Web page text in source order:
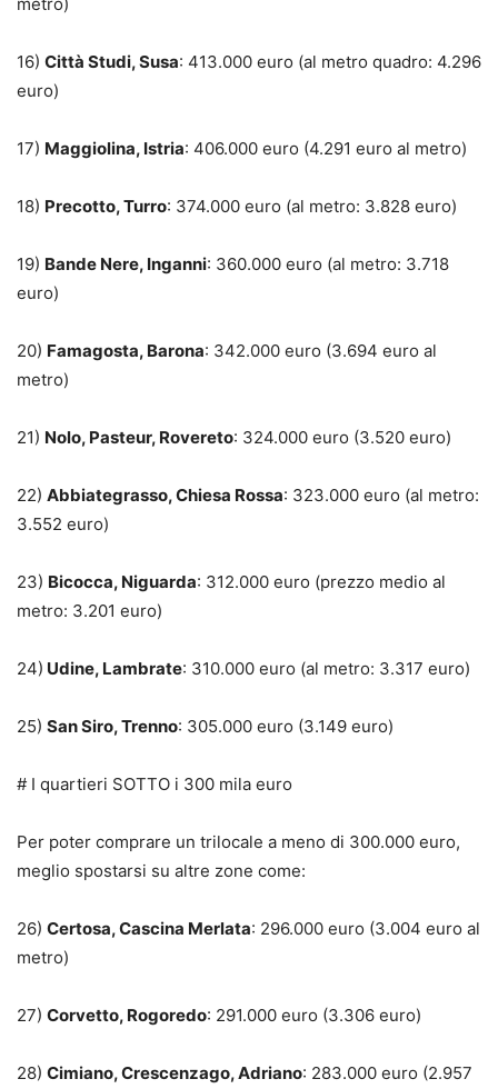
16) Città Studi, Susa: 413.000 euro (al metro quadro: 4.296
euro)
17) Maggiolina, Istria: 406.000 euro (4.291 euro al metro)
18) Precotto, Turro: 374.000 euro (al metro: 3.828 euro)
19) Bande Nere, Inganni: 360.000 euro (al metro: 3.718
euro)
20) Famagosta, Barona: 342.000 euro (3.694 euro al
metro)
21) Nolo, Pasteur, Rovereto: 324.000 euro (3.520 euro)
22) Abbiategrasso, Chiesa Rossa: 323.000 euro (al metro:
3.552 euro)
23) Bicocca, Niguarda: 312.000 euro (prezzo medio al
metro: 3.201 euro)
24) Udine, Lambrate: 310.000 euro (al metro: 3.317 euro)
25) San Siro, Trenno: 305.000 euro (3.149 euro)
# I quartieri SOTTO i 300 mila euro
Per poter comprare un trilocale a meno di 300.000 euro,
meglio spostarsi su altre zone come:
26) Certosa, Cascina Merlata: 296.000 euro (3.004 euro al
metro)
27) Corvetto, Rogoredo: 291.000 euro (3.306 euro)
28) Cimiano, Crescenzago, Adriano: 283.000 euro (2.957